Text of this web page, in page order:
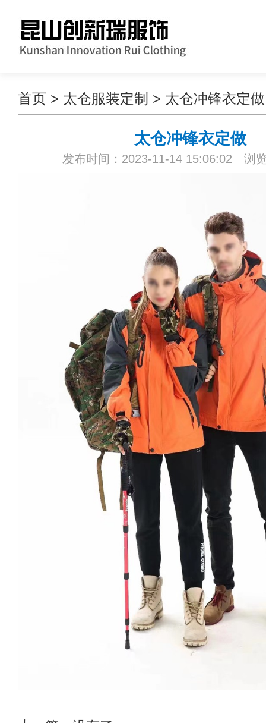
首页 > 太仓服装定制 > 太仓冲锋衣定做
太仓冲锋衣定做
发布时间：2023-11-14 15:06:02 浏